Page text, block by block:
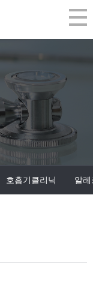
호흡기클리닉 알